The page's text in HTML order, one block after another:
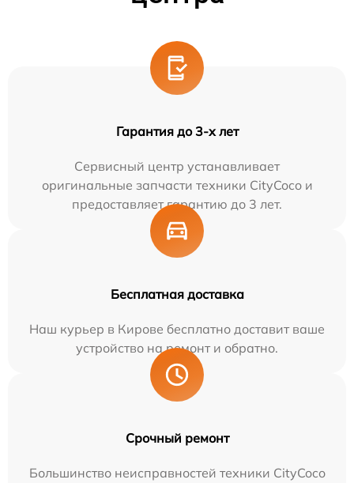
Гарантия до 3-х лет
Сервисный центр устанавливает
оригинальные запчасти техники CityCoco и
предоставляет гарантию до 3 лет.
Бесплатная доставка
Наш курьер в Кирове бесплатно доставит ваше
устройство на ремонт и обратно.
Срочный ремонт
Большинство неисправностей техники CityCoco